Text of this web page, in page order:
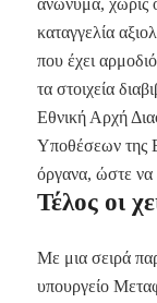
ανώνυμα, χωρίς
καταγγελία
που έχει
τα στοιχεία
Εθνική Αρχή
Υποθέσεων της
όργανα, ώστε να
Τέλος οι
Με μια σειρά
υπουργείο